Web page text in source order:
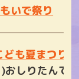
いで祭り
も夏まつり
しりたんて